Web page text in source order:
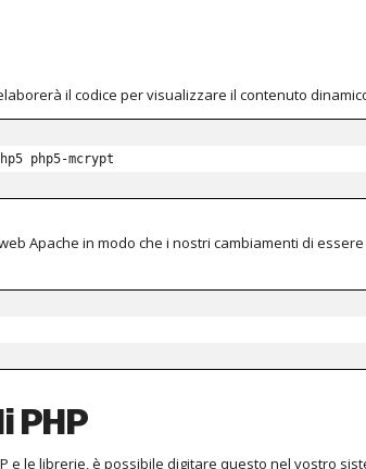
il codice per visualizzare il contenuto
php5-mcrypt
Apache in modo che i nostri cambiamenti di
PHP
e le librerie, è possibile digitare questo nel vostro